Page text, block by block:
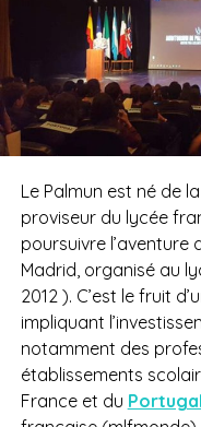
Le Palmun est né de
proviseur du lycée
poursuivre l’aventure
Madrid, organisé au
2012 ). C’est le fruit
impliquant
notamment des
établissements
France et du Portugal